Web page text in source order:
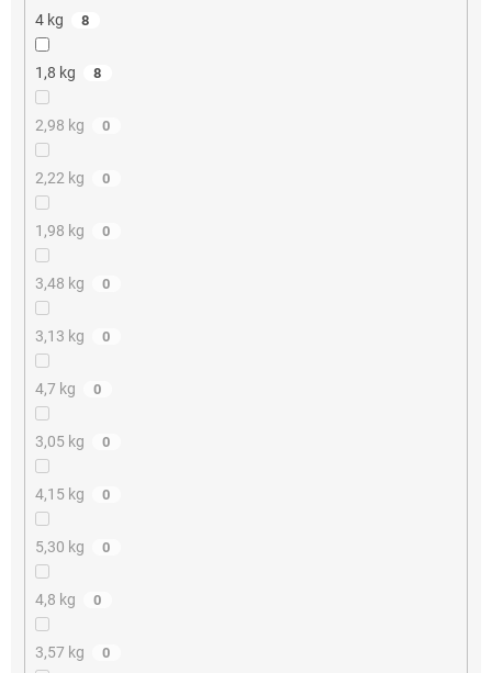
4 kg 8
1,8 kg 8
2,98 kg 0
2,22 kg 0
1,98 kg 0
3,48 kg 0
3,13 kg 0
4,7 kg 0
3,05 kg 0
4,15 kg 0
5,30 kg 0
4,8 kg 0
3,57 kg 0